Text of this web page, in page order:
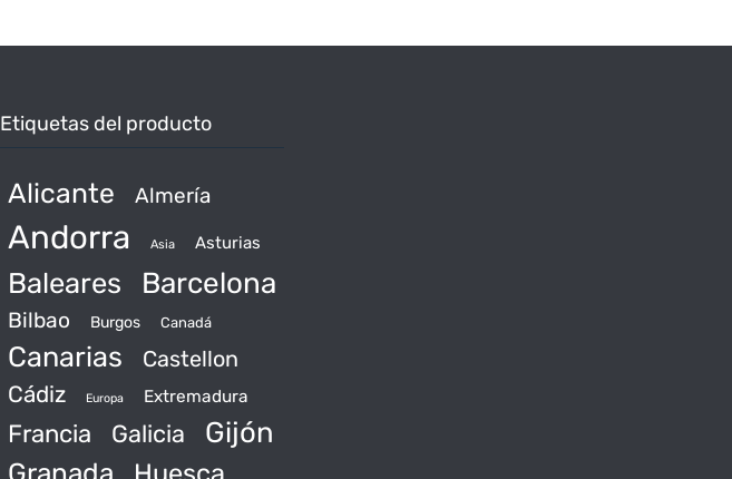
Etiquetas del producto
Alicante Almería
Andorra Asia Asturias
Baleares Barcelona
Bilbao Burgos Canadá
Canarias
Castellon
Cádiz
Europa Extremadura
Francia Galicia Gijón